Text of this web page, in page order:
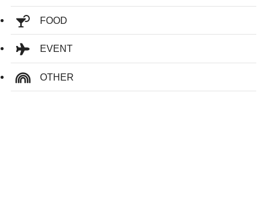
FOOD
EVENT
OTHER